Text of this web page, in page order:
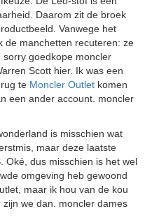
Daarom zit de broek
Vanwege het
de manchetten recuteren: ze
goedkope moncler
Scott hier. Ik was een
te Moncler Outlet komen
een ander account. moncler
is misschien wat
maar deze laatste
Oké, dus misschien is het wel
omgeving heb gewoond
maar ik hou van de kou
we dan. moncler dames